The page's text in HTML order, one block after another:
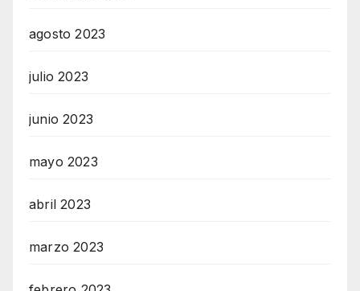
agosto 2023
julio 2023
junio 2023
mayo 2023
abril 2023
marzo 2023